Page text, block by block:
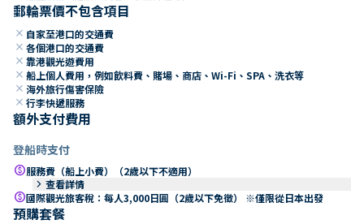
郵輪票價不包含項目
close 自家至港口的交通費
close 各個港口的交通費
close 靠港觀光遊費用
close 船上個人費用，例如飲料費、賭場、商店、Wi-Fi、SPA、洗衣等
close 海外旅行傷害保險
close 行李快遞服務
額外支付費用
登船時支付
paid服務費（船上小費）（2歲以下不適用）
keyboard_arrow_right 查看詳情
paid國際觀光旅客稅：每人3,000日圓（2歲以下免徵） ※僅限從日本出發
預購套餐